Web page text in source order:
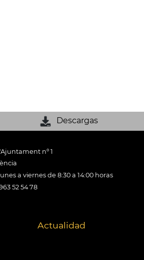
Descargas
nº 1
a viernes de 8:30 a 14:00 horas
52 54 78
Actualidad